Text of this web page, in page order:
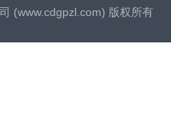
(www.cdgpzl.com) 版权所有